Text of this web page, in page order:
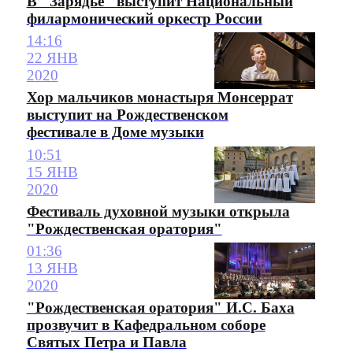
филармонический оркестр России
14:16
22 ЯНВ
2020
Хор мальчиков монастыря Монсеррат
выступит на Рождественском
фестивале в Доме музыки
10:51
15 ЯНВ
2020
Фестиваль духовной музыки открыла
"Рождественская оратория"
01:36
13 ЯНВ
2020
"Рождественская оратория" И.С. Баха
прозвучит в Кафедральном соборе
Святых Петра и Павла